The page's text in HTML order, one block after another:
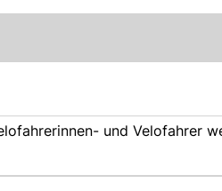
und Velofahrer